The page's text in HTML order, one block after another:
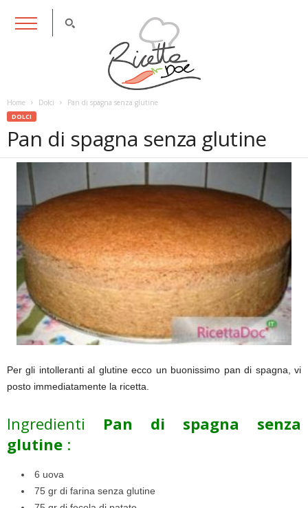
Home Dolci Pan di spagna senza glutine
DOLCI
Pan di spagna senza glutine
Per gli intolleranti al glutine ecco un buonissimo pan di spagna, vi
posto immediatamente la ricetta.
Ingredienti Pan di spagna senza
glutine :
6 uova
75 gr di farina senza glutine